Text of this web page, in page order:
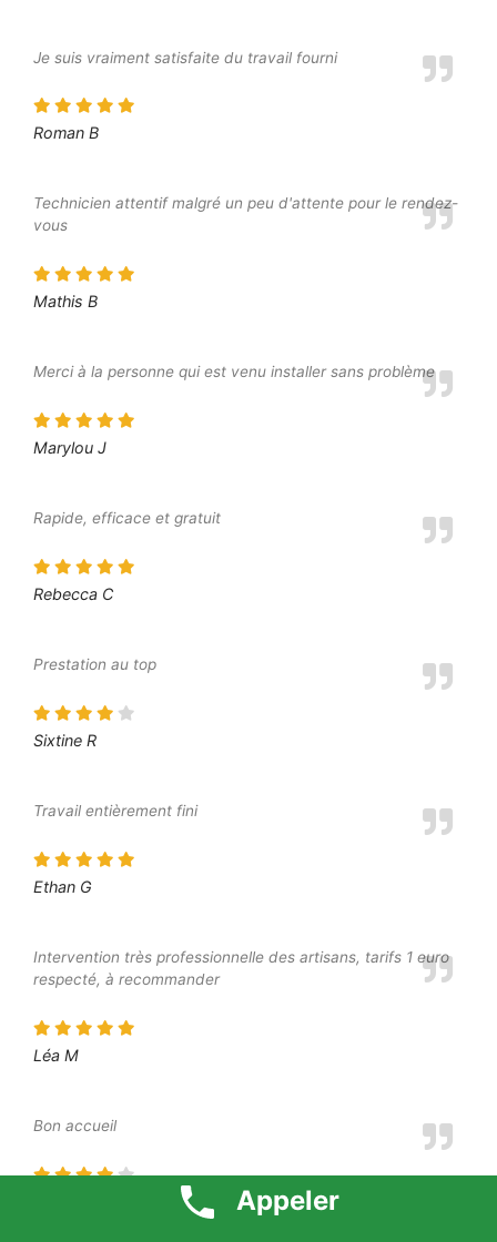
Je suis vraiment satisfaite du travail fourni
Roman B
Technicien attentif malgré un peu d'attente pour le rendez-
vous
Mathis B
Merci à la personne qui est venu installer sans problème
Marylou J
Rapide, efficace et gratuit
Rebecca C
Prestation au top
Sixtine R
Travail entièrement fini
Ethan G
Intervention très professionnelle des artisans, tarifs 1 euro
respecté, à recommander
Léa M
Bon accueil
Appeler